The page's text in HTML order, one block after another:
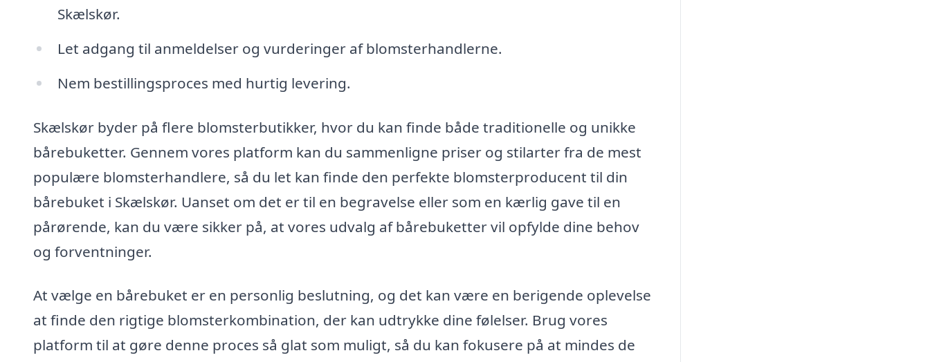
Skælskør.
Let adgang til anmeldelser og vurderinger af blomsterhandlerne.
Nem bestillingsproces med hurtig levering.
Skælskør byder på flere blomsterbutikker, hvor du kan finde både traditionelle og unikke
bårebuketter. Gennem vores platform kan du sammenligne priser og stilarter fra de mest
populære blomsterhandlere, så du let kan finde den perfekte blomsterproducent til din
bårebuket i Skælskør. Uanset om det er til en begravelse eller som en kærlig gave til en
pårørende, kan du være sikker på, at vores udvalg af bårebuketter vil opfylde dine behov
og forventninger.
At vælge en bårebuket er en personlig beslutning, og det kan være en berigende oplevelse
at finde den rigtige blomsterkombination, der kan udtrykke dine følelser. Brug vores
platform til at gøre denne proces så glat som muligt, så du kan fokusere på at mindes de